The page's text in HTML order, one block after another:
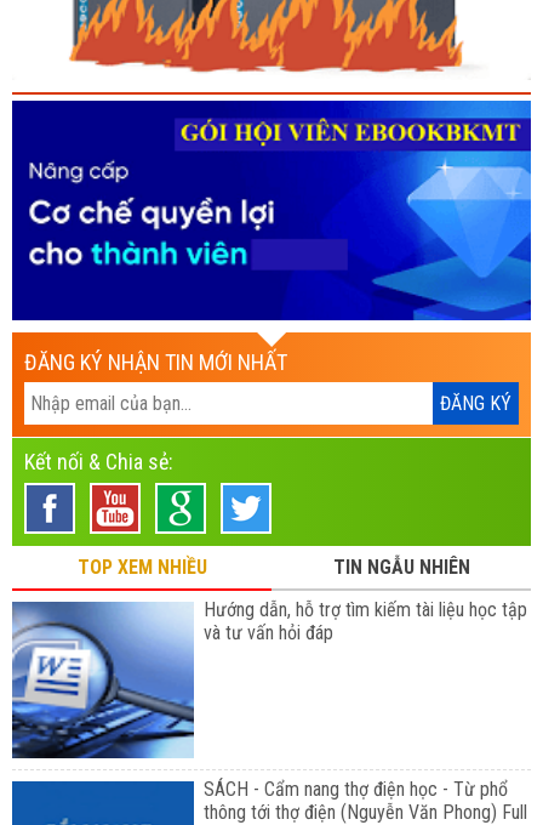
ĐĂNG KÝ NHẬN TIN MỚI NHẤT
Kết nối & Chia sẻ:
TOP XEM NHIỀU
TIN NGẪU NHIÊN
Hướng dẫn, hỗ trợ tìm kiếm tài liệu học tập
và tư vấn hỏi đáp
SÁCH - Cẩm nang thợ điện học - Từ phổ
thông tới thợ điện (Nguyễn Văn Phong) Full